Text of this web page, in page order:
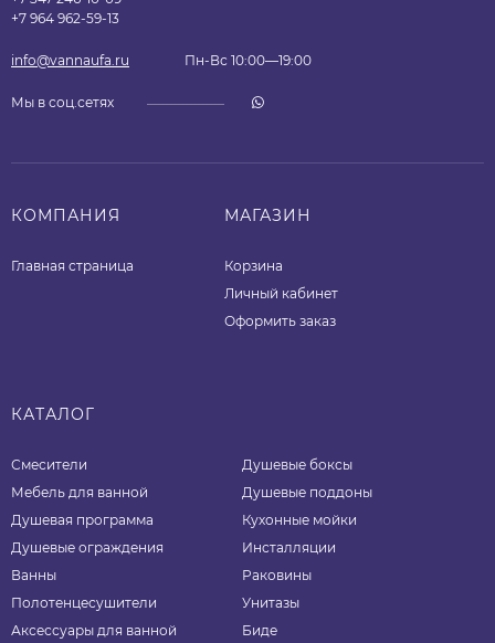
+7 964 962-59-13
info@vannaufa.ru Пн-Вс 10:00—19:00
Мы в соц.сетях
КОМПАНИЯ
Главная страница
МАГАЗИН
Корзина
Личный кабинет
Оформить заказ
КАТАЛОГ
Смесители
Мебель для ванной
Душевая программа
Душевые ограждения
Ванны
Полотенцесушители
Аксессуары для ванной
Душевые боксы
Душевые поддоны
Кухонные мойки
Инсталляции
Раковины
Унитазы
Биде